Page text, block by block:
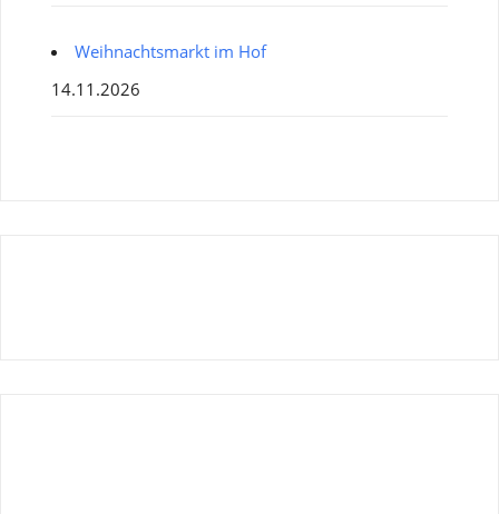
Weihnachtsmarkt im Hof
14.11.2026